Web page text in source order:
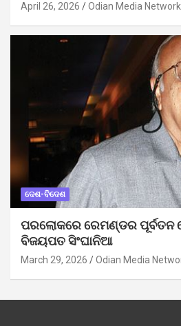
April 26, 2026 Odian Media
ଦେଶ-ବିଦେଶ
ପରଲୋକରେ ରେମଣ୍ଡର ପୂର୍ବତନ
ବିଜୟପତ ସିଂଘାନିଆ
March 29, 2026 Odian Media